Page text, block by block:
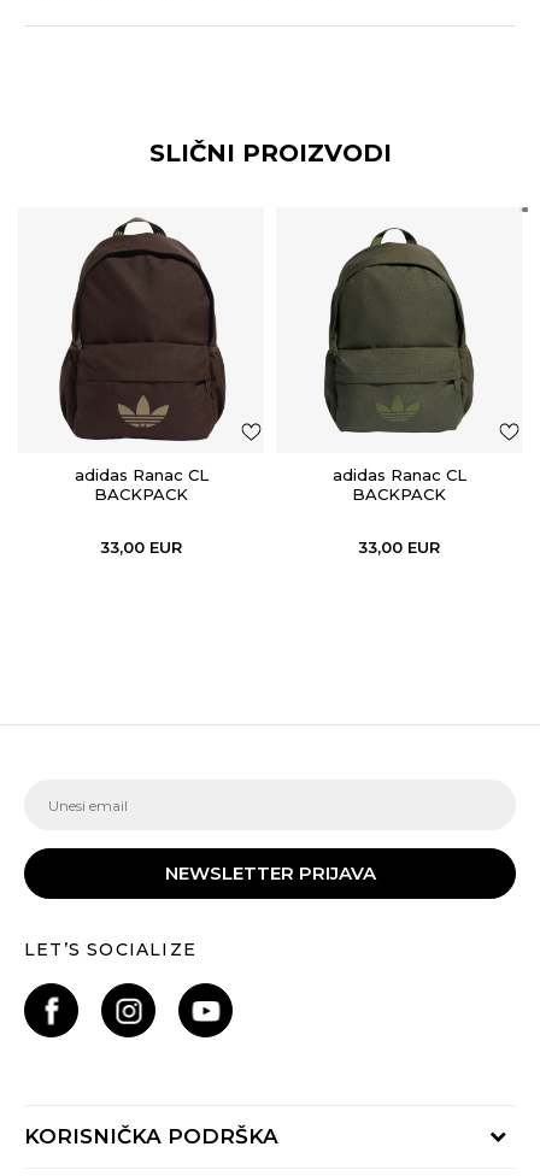
SLIČNI PROIZVODI
adidas Ranac CL
BACKPACK
33,00 EUR
adidas Ranac CL
BACKPACK
33,00 EUR
NEWSLETTER PRIJAVA
LET’S SOCIALIZE
KORISNIČKA PODRŠKA